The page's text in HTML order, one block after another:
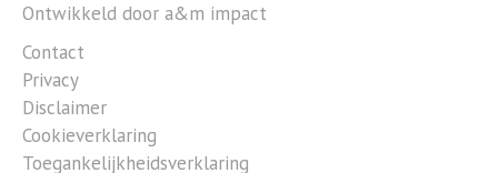
Ontwikkeld door a&m impact
Contact
Privacy
Disclaimer
Cookieverklaring
Toegankelijkheidsverklaring